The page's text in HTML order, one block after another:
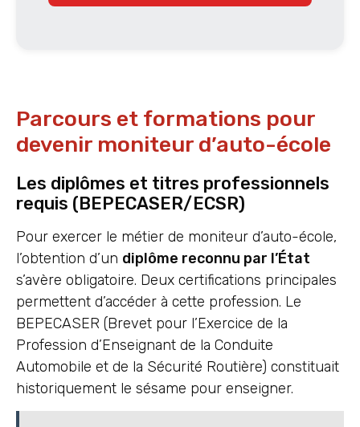
Parcours et formations pour
devenir moniteur d’auto-école
Les diplômes et titres professionnels
requis (BEPECASER/ECSR)
Pour exercer le métier de moniteur d’auto-école,
l’obtention d’un diplôme reconnu par l’État
s’avère obligatoire. Deux certifications principales
permettent d’accéder à cette profession. Le
BEPECASER (Brevet pour l’Exercice de la
Profession d’Enseignant de la Conduite
Automobile et de la Sécurité Routière) constituait
historiquement le sésame pour enseigner.